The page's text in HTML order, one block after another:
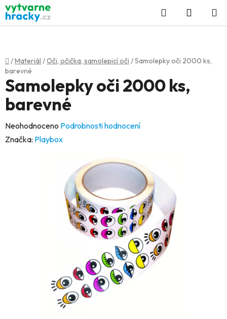
Přejít
na
obsah
Hledat
KOŠÍK
Domů
/Materiál /Oči, očička, samolepicí oči /Samolepky oči 2000 ks,
barevné
Samolepky oči 2000 ks,
barevné
Průměrné
hodnocení
Neohodnoceno Podrobnosti hodnocení
Značka: Playbox